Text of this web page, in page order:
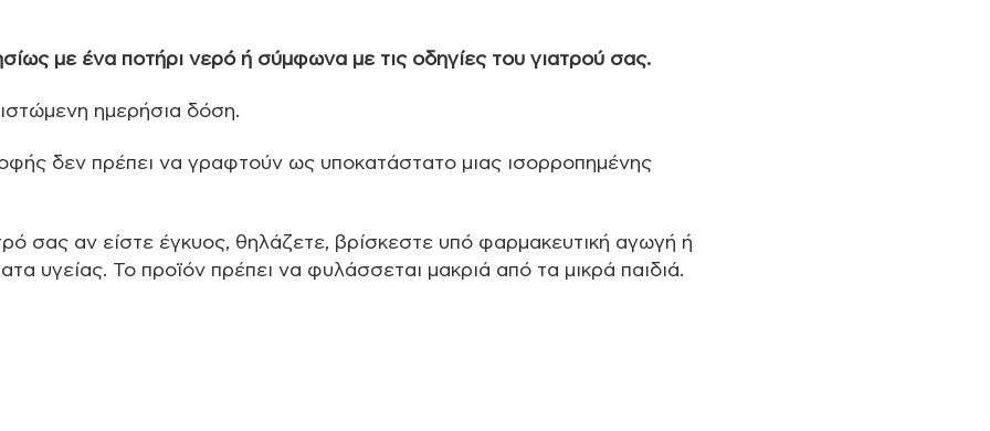
με ένα ποτήρι νερό ή σύμφωνα με τις οδηγίες του γιατρού σας.
ημερήσια δόση.
δεν πρέπει να γραφτούν ως υποκατάστατο μιας ισορροπημένης
σας αν είστε έγκυος, θηλάζετε, βρίσκεστε υπό φαρμακευτική αγωγή ή
υγείας. Το προϊόν πρέπει να φυλάσσεται μακριά από τα μικρά παιδιά.